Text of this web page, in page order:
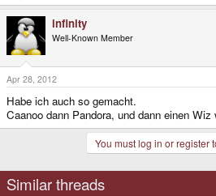
infinity
Well-Known Member
Apr 28, 2012
Habe ich auch so gemacht.
Caanoo dann Pandora, und dann einen
You must log in or register
Similar threads